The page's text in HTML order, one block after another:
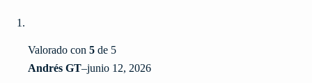
Valorado con 5 de 5
Andrés GT–junio 12, 2026